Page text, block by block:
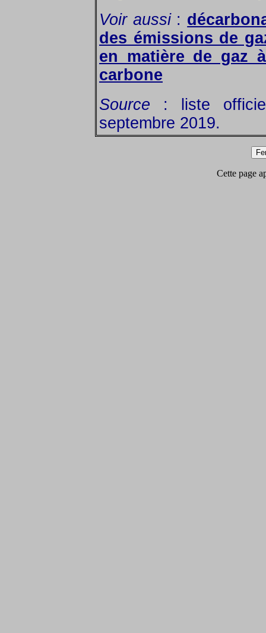
Voir aussi:
des émissions de
en matière de gaz
carbone
Source : liste
septembre 2019.
Cette page